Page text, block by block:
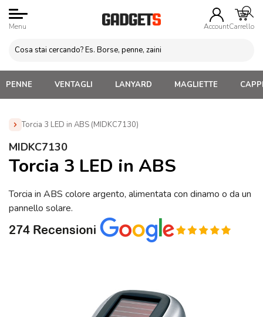
Menu AccountCarrello
PENNE VENTAGLI LANYARD MAGLIETTE
Torcia 3 LED in ABS (MIDKC7130)
Home » Attrezzi da lavoro Personalizzati
MIDKC7130
Torcia 3 LED in ABS
Torcia in ABS colore argento, alimentata con dinamo o da un
pannello solare.